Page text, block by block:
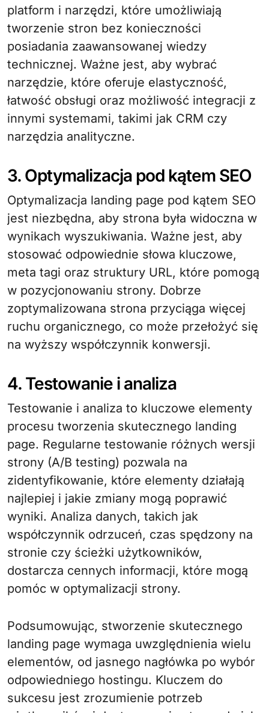
platform i narzędzi, które umożliwiają
tworzenie stron bez konieczności
posiadania zaawansowanej wiedzy
technicznej. Ważne jest, aby wybrać
narzędzie, które oferuje elastyczność,
łatwość obsługi oraz możliwość integracji z
innymi systemami, takimi jak CRM czy
narzędzia analityczne.
3. Optymalizacja pod kątem SEO
Optymalizacja landing page pod kątem SEO
jest niezbędna, aby strona była widoczna w
wynikach wyszukiwania. Ważne jest, aby
stosować odpowiednie słowa kluczowe,
meta tagi oraz struktury URL, które pomogą
w pozycjonowaniu strony. Dobrze
zoptymalizowana strona przyciąga więcej
ruchu organicznego, co może przełożyć się
na wyższy współczynnik konwersji.
4. Testowanie i analiza
Testowanie i analiza to kluczowe elementy
procesu tworzenia skutecznego landing
page. Regularne testowanie różnych wersji
strony (A/B testing) pozwala na
zidentyfikowanie, które elementy działają
najlepiej i jakie zmiany mogą poprawić
wyniki. Analiza danych, takich jak
współczynnik odrzuceń, czas spędzony na
stronie czy ścieżki użytkowników,
dostarcza cennych informacji, które mogą
pomóc w optymalizacji strony.
Podsumowując, stworzenie skutecznego
landing page wymaga uwzględnienia wielu
elementów, od jasnego nagłówka po wybór
odpowiedniego hostingu. Kluczem do
sukcesu jest zrozumienie potrzeb